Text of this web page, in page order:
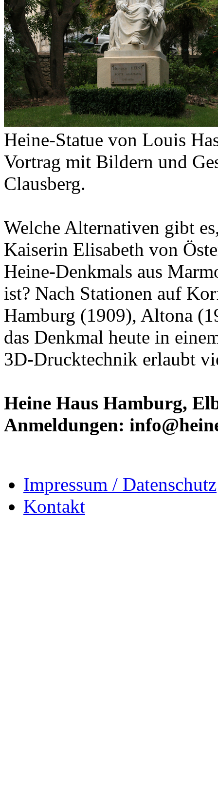
Heine-Statue von Louis
Vortrag mit Bildern und
Clausberg.
Welche Alternativen gibt
Kaiserin Elisabeth von
Heine-Denkmals aus
ist? Nach Stationen auf
Hamburg (1909), Altona
das Denkmal heute in
3D-Drucktechnik erlaubt
Heine Haus Hamburg,
Anmeldungen:
Impressum / Datenschutz
Kontakt